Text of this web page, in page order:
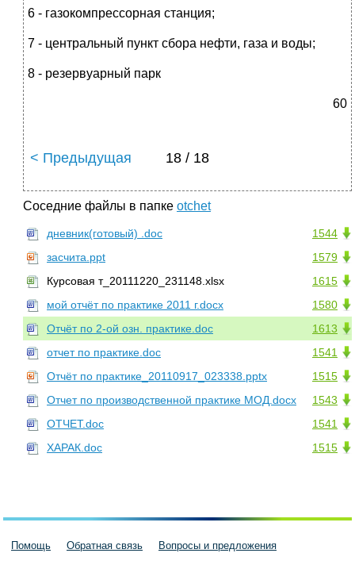
6 - газокомпрессорная станция;
7 - центральный пункт сбора нефти, газа и воды;
8 - резервуарный парк
60
< Предыдущая 18 / 18
Соседние файлы в папке otchet
1544
дневник(готовый) .doc
1579
засчита.ppt
1615
Курсовая т_20111220_231148.xlsx
1580
мой отчёт по практике 2011 г.docx
1613
Отчёт по 2-ой озн. практике.doc
1541
отчет по практике.doc
1515
Отчёт по практике_20110917_023338.pptx
1543
Отчет по производственной практике МОД.docx
1541
ОТЧЕТ.doc
1515
ХАРАК.doc
Помощь Обратная связь Вопросы и предложения